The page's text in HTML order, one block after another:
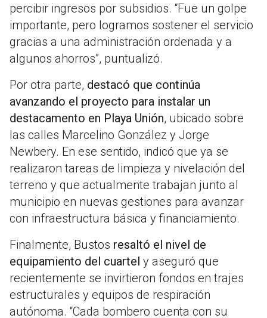
percibir ingresos por subsidios. “Fue un golpe
importante, pero logramos sostener el servicio
gracias a una administración ordenada y a
algunos ahorros”, puntualizó.
Por otra parte, destacó que continúa
avanzando el proyecto para instalar un
destacamento en Playa Unión, ubicado sobre
las calles Marcelino González y Jorge
Newbery. En ese sentido, indicó que ya se
realizaron tareas de limpieza y nivelación del
terreno y que actualmente trabajan junto al
municipio en nuevas gestiones para avanzar
con infraestructura básica y financiamiento.
Finalmente, Bustos resaltó el nivel de
equipamiento del cuartel y aseguró que
recientemente se invirtieron fondos en trajes
estructurales y equipos de respiración
autónoma. “Cada bombero cuenta con su